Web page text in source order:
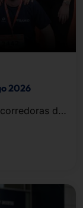
2026
de